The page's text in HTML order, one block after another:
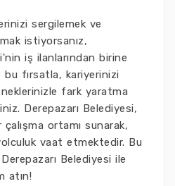
sergilemek ve
istiyorsanız,
iş ilanlarından birine
fırsatla, kariyerinizi
fark yaratma
Derepazarı Belediyesi,
ortamı sunarak,
vaat etmektedir. Bu
Belediyesi ile
atın!